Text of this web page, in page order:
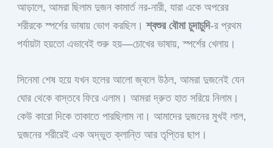
আড়ালে, আমরা ছিলাম দুজন কামার্ত নর-নারী, যারা একে অপরের
শরীরকে স্পর্শের ভাষায় ভোগ করছিল।শ্বশুর বৌমা চুদাচুদি-র প্রথম
পর্যায়টা হয়তো এভাবেই শুরু হয়—চোখের ভাষায়, স্পর্শের খেলায়।
সিনেমা শেষ হয়ে যখন হলের আলো জ্বলে উঠল, আমরা দুজনেই যেন
ঘোর থেকে বাস্তবে ফিরে এলাম। আমরা দ্রুত হাত সরিয়ে নিলাম।
কেউ কারো দিকে তাকাতে পারছিলাম না। আমাদের দুজনের মুখই লাল,
দুজনের শরীরেই এক অদ্ভুত ক্লান্তি আর তৃপ্তির ছাপ।